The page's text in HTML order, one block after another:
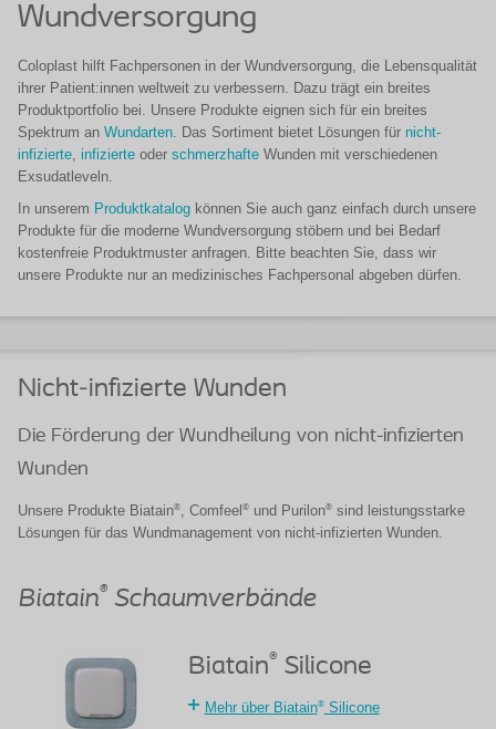
Wundversorgung
Coloplast hilft Fachpersonen in der Wundversorgung, die Lebensqualität
ihrer Patient:innen weltweit zu verbessern. Dazu trägt ein breites
Produktportfolio bei. Unsere Produkte eignen sich für ein breites
Spektrum an Wundarten. Das Sortiment bietet Lösungen für nicht-
infizierte, infizierte oder schmerzhafte Wunden mit verschiedenen
Exsudatleveln.
In unserem Produktkatalog können Sie auch ganz einfach durch unsere
Produkte für die moderne Wundversorgung stöbern und bei Bedarf
kostenfreie Produktmuster anfragen. Bitte beachten Sie, dass wir
unsere Produkte nur an medizinisches Fachpersonal abgeben dürfen.
Nicht-infizierte Wunden
Die Förderung der Wundheilung von nicht-infizierten
Wunden
Unsere Produkte Biatain®, Comfeel ® und Purilon® sind leistungsstarke
Lösungen für das Wundmanagement von nicht-infizierten Wunden.
Biatain® Schaumverbände
Biatain® Silicone
Mehr über Biatain®Silicone